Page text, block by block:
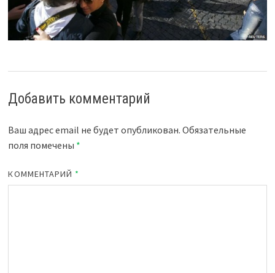
Добавить комментарий
Ваш адрес email не будет опубликован. Обязательные
поля помечены *
КОММЕНТАРИЙ *